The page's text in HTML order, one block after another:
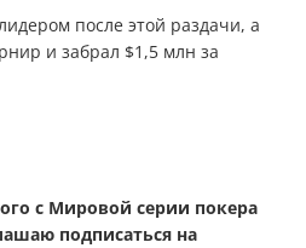
после этой раздачи, а
и забрал $1,5 млн за
с Мировой серии покера
подписаться на